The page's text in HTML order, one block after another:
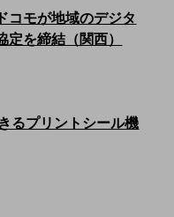
ィンドウで開きます
モが地域のデジタ
を締結（関西）
るプリントシール機